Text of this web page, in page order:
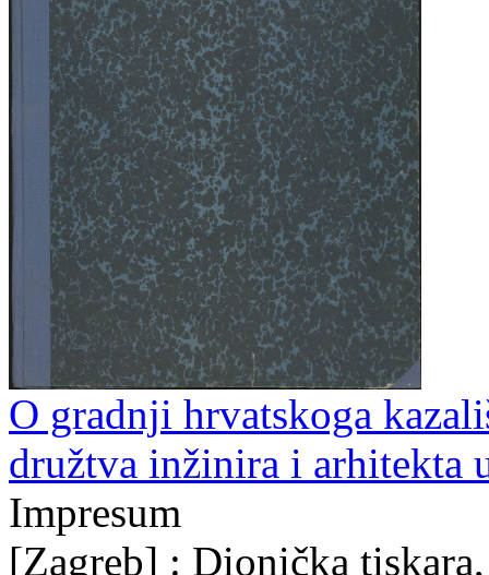
O gradnji hrvatskoga
družtva inžinira i arhitekta
Impresum
[Zagreb] : Dionička